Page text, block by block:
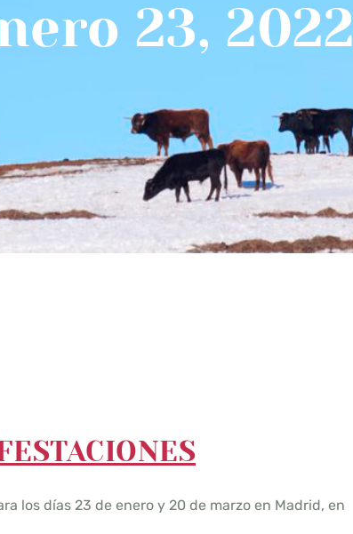
23, 2022
los días 23 de enero y 20 de marzo en Madrid, en